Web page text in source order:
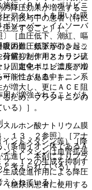
降圧効果が増強するこ
剤投与中の患者（特に
意すること）］。
の血圧低下が引き起こ
分解抑制作用とカリジノ
、血中キニン濃度が増
能性がある）］。
が増強されることがあ
ンドメタシン等）［降
ドメタシンは血管拡張
、Ｉ２の生成を抑制す
生成促進作用による降圧
られている）］。
行（ＰＶＡ：ポリビニ
フタレートを用いた吸
ソーバー、イムソーバ
〕［血圧低下、潮紅、嘔
困難、頻脈等のショッ
荷電したデキストラン硫
固定化ポリビニルアル
トにより血中キニン系
増大し、更にＡＣＥ阻
ため、ブラジキニンの
る）］。
ルホン酸ナトリウム膜
１３．２参照〕［アナ
多価イオン体であるＡ
進し、本剤によりブラ
と考えられている）］。
糖尿病患者に使用する